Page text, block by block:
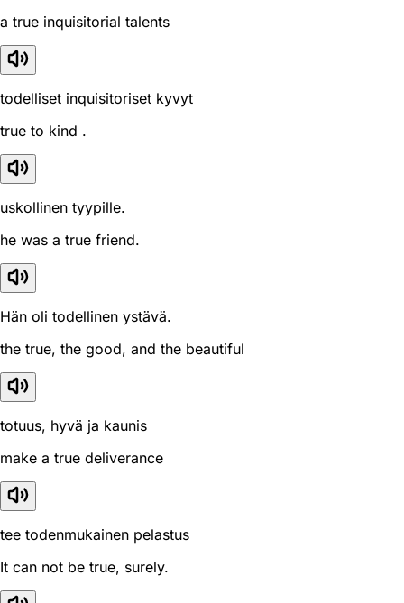
a true inquisitorial talents
todelliset inquisitoriset kyvyt
true to kind .
uskollinen tyypille.
he was a true friend.
Hän oli todellinen ystävä.
the true, the good, and the beautiful
totuus, hyvä ja kaunis
make a true deliverance
tee todenmukainen pelastus
It can not be true, surely.